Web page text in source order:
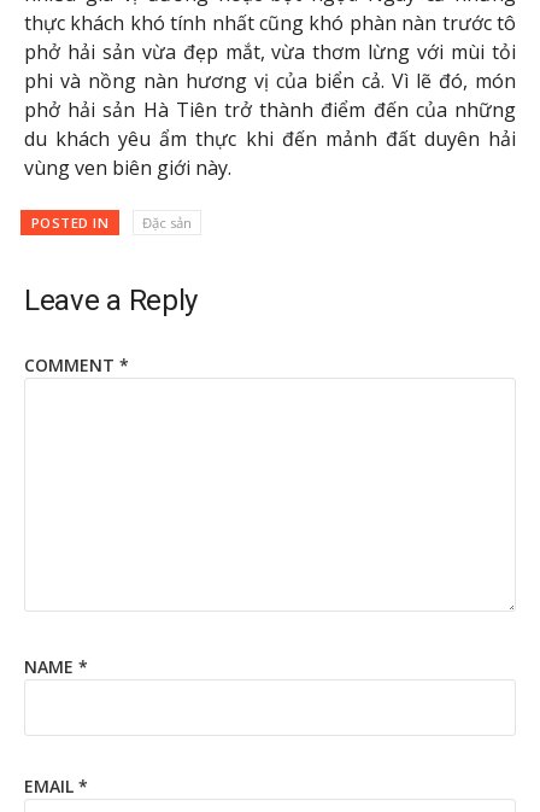
thực khách khó tính nhất cũng khó phàn nàn trước tô
phở hải sản vừa đẹp mắt, vừa thơm lừng với mùi tỏi
phi và nồng nàn hương vị của biển cả. Vì lẽ đó, món
phở hải sản Hà Tiên trở thành điểm đến của những
du khách yêu ẩm thực khi đến mảnh đất duyên hải
vùng ven biên giới này.
POSTED IN Đặc sản
Leave a Reply
COMMENT *
NAME *
EMAIL *